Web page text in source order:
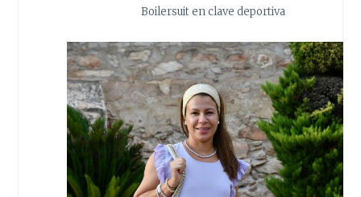
Boilersuit en clave deportiva